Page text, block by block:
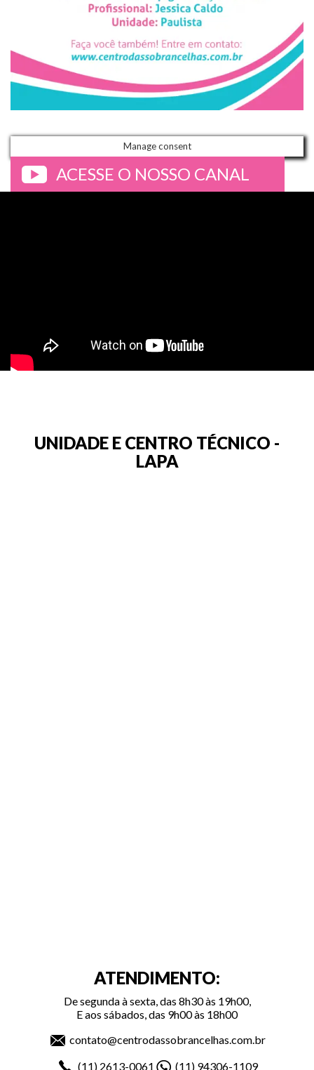
Manage consent
ACESSE O NOSSO CANAL
UNIDADE E CENTRO TÉCNICO -
LAPA
ATENDIMENTO:
De segunda à sexta, das 8h30 às 19h00,
E aos sábados, das 9h00 às 18h00
contato@centrodassobrancelhas.com.br
(11) 2613-0061 (11) 94306-1109